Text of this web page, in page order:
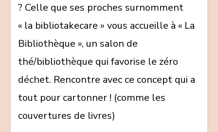
? Celle que ses proches surnomment
« la bibliotakecare » vous accueille à « La
Bibliothèque », un salon de
thé/bibliothèque qui favorise le zéro
déchet. Rencontre avec ce concept qui a
tout pour cartonner ! (comme les
couvertures de livres)